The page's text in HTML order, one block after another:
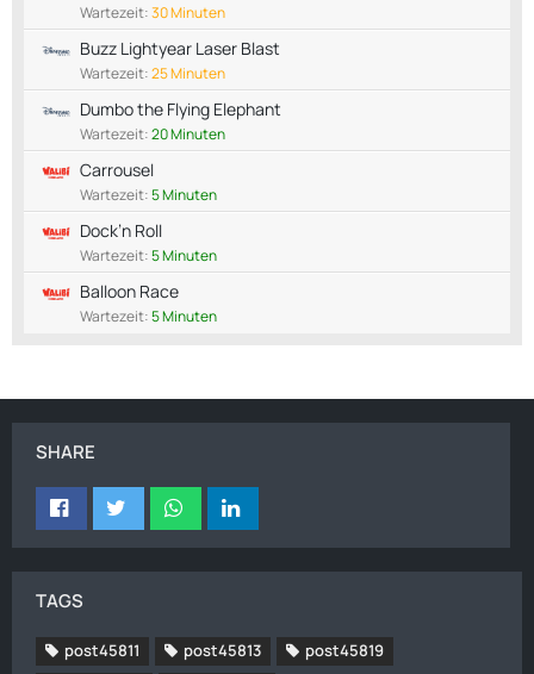
Wartezeit:30 Minuten
Buzz Lightyear Laser Blast
Wartezeit:25 Minuten
Dumbo the Flying Elephant
Wartezeit:20 Minuten
Carrousel
Wartezeit:5 Minuten
Dock’n Roll
Wartezeit:5 Minuten
Balloon Race
Wartezeit:5 Minuten
SHARE
TAGS
post45811 post45813
post45819